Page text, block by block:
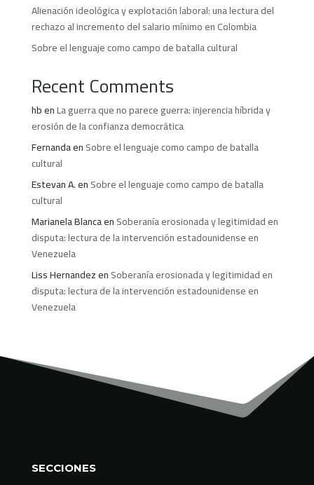
Alienación ideológica y explotación laboral: una lectura del
rechazo al incremento del salario mínimo en Colombia
Sobre el lenguaje como campo de batalla cultural
Recent Comments
hbenLa guerra que no parece guerra: injerencia híbrida y
erosión de la confianza democrática
FernandaenSobre el lenguaje como campo de batalla
cultural
Estevan A.enSobre el lenguaje como campo de batalla
cultural
Marianela BlancaenSoberanía erosionada y legitimidad en
disputa: lectura de la intervención estadounidense en
Venezuela
Liss HernandezenSoberanía erosionada y legitimidad en
disputa: lectura de la intervención estadounidense en
Venezuela
SECCIONES